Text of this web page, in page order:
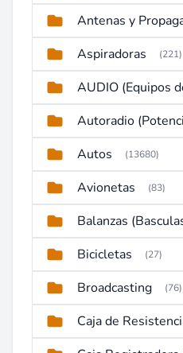
Antenas y
Aspiradoras (221)
Autos (13680)
Avionetas (83)
Balanzas
Bicicletas (27)
Broadcasting (76)
Caja de